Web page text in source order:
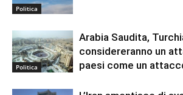
Politica
Politica
Arabia Saudita,
considereranno un
paesi come un